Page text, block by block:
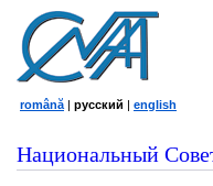
română | русский | english
Национальный